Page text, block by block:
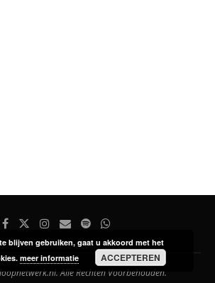
Alle Rechten Voorbehouden.
blijven gebruiken, gaat u akkoord met het
meer informatie ACCEPTEREN